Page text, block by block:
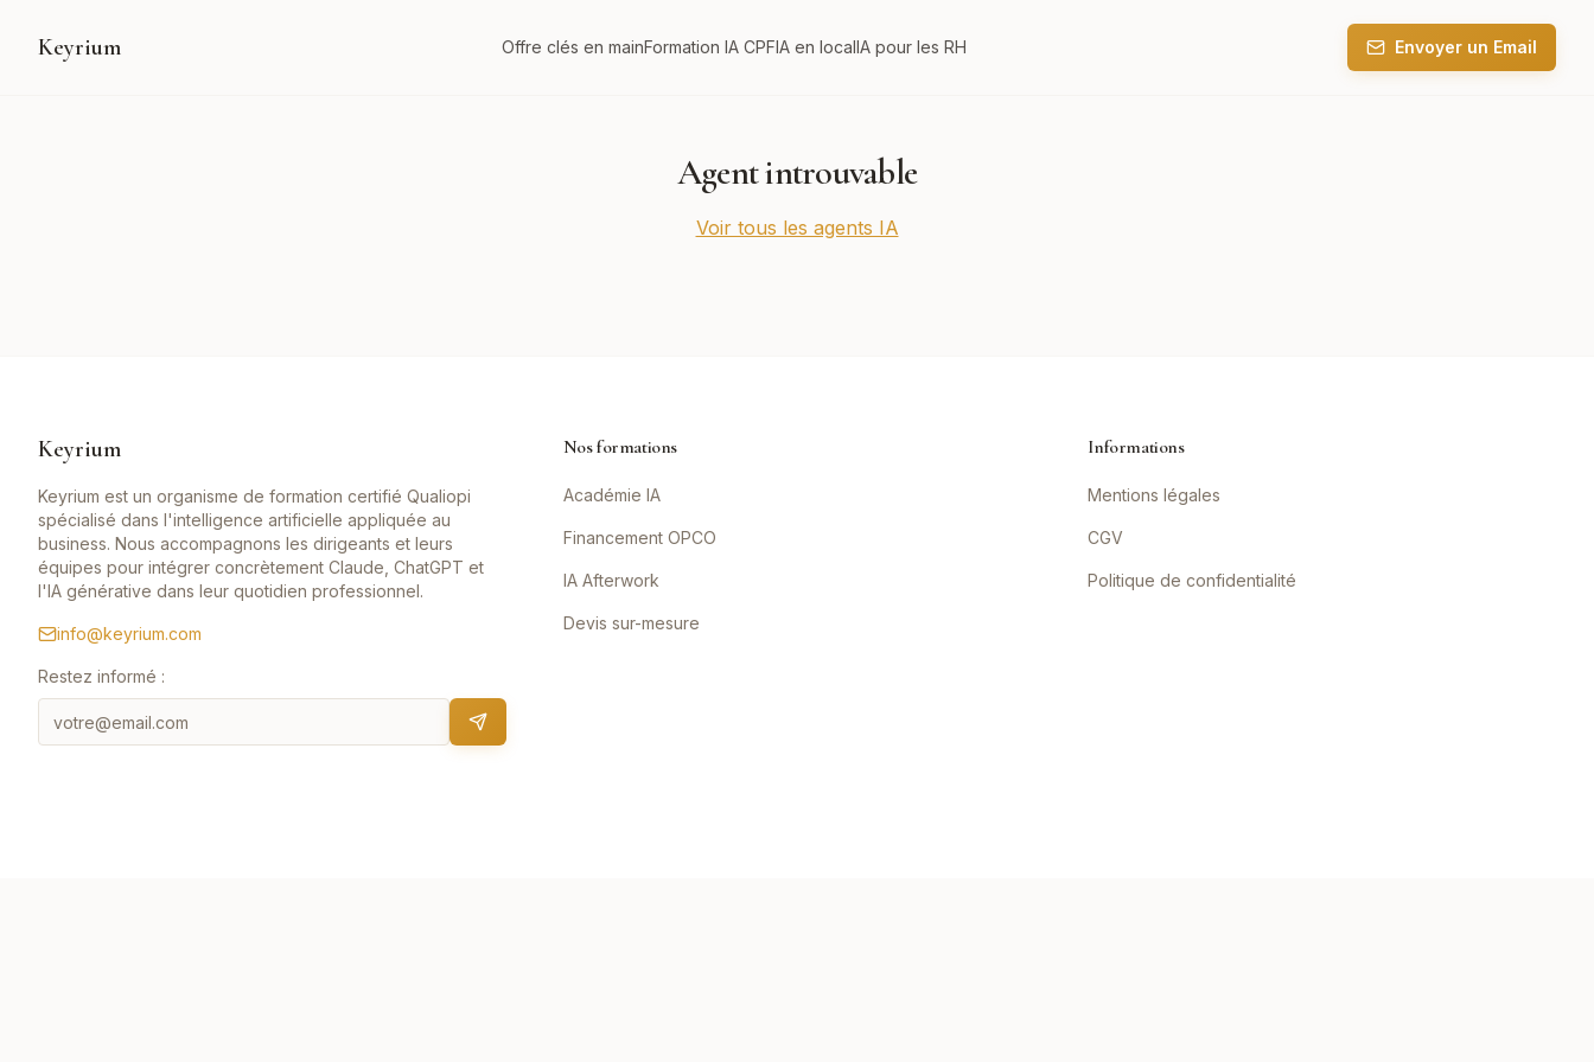
Keyrium Offre clés en mainFormation IA CPFIA en localIA pour les RH Envoyer un Email
Agent introuvable
Voir tous les agents IA
Keyrium
Keyrium est un organisme de formation certifié Qualiopi
spécialisé dans l'intelligence artificielle appliquée au
business. Nous accompagnons les dirigeants et leurs
équipes pour intégrer concrètement Claude, ChatGPT et
l'IA générative dans leur quotidien professionnel.
info@keyrium.com
Restez informé :
Nos formations
Académie IA
Financement OPCO
IA Afterwork
Devis sur-mesure
Informations
Mentions légales
CGV
Politique de confidentialité